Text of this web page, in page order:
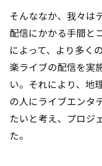
そんななか、我々は
配信にかかる手間と
によって、より多く
楽ライブの配信を実
い。それにより、地
の人にライブエンタ
たいと考え、プロジ
た。